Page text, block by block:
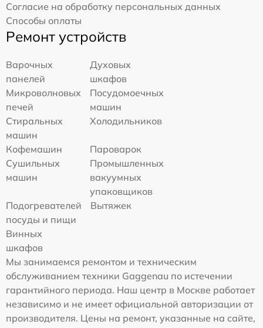
Согласие на обработку персональных данных
Способы оплаты
Ремонт устройств
Варочных
панелей
Духовых
шкафов
Микроволновых
печей
Посудомоечных
машин
Стиральных
машин
Холодильников
Кофемашин
Пароварок
Сушильных
машин
Промышленных
вакуумных
упаковщиков
Подогревателей
посуды и пищи
Вытяжек
Винных
шкафов
Мы занимаемся ремонтом и техническим
обслуживанием техники Gaggenau по истечении
гарантийного периода. Наш центр в Москве работает
независимо и не имеет официальной авторизации от
производителя. Цены на ремонт, указанные на сайте,